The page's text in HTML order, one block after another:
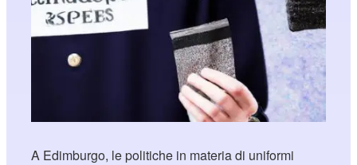
A Edimburgo, le politiche in materia di uniformi